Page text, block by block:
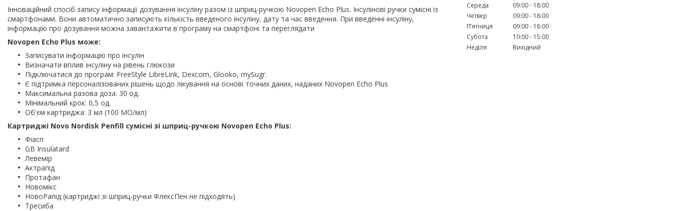
Інноваційний спосіб запису інформації дозування інсуліну разом із шприц-ручкою Novopen Echo Plus. Інсулінові ручки сумісні із
смартфонами. Вони автоматично записують кількість введеного інсуліну, дату та час введення. При введенні інсуліну,
інформацію про дозування можна завантажити в програму на смартфоні та переглядати
Novopen Echo Plus може:
Записувати інформацію про інсулін
Визначати вплив інсуліну на рівень глюкози
Підключатися до програм: FreeStyle LibreLink, Dexcom, Glooko, mySugr.
Є підтримка персоналізованих рішень щодо лікування на основі точних даних, наданих Novopen Echo Plus
Максимальна разова доза: 30 од.
Мінімальний крок: 0,5 од.
Об'єм картриджа: 3 мл (100 МО/мл)
Картриджі Novo Nordisk Penfill сумісні зі шприц-ручкою Novopen Echo Plus:
Фіасп
GB Insulatard
Левемір
Актрапід
Протафан
Новомікс
НовоРапід (картриджі зі шприц-ручки ФлексПен не підходять)
Тресиба
Середа
09:00
18:00
Четвер
09:00
18:00
Пʼятниця
09:00
18:00
Субота
10:00
15:00
Неділя
Вихідний